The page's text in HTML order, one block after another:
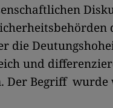
die
und
Der Begriff